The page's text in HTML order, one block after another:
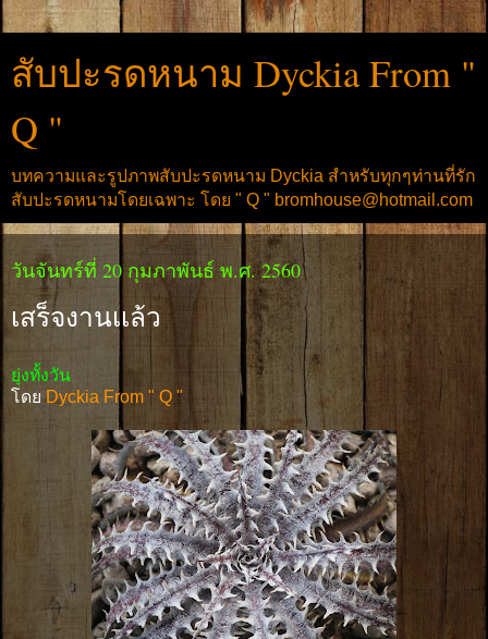
สับปะรดหนาม Dyckia From "
Q "
บทความและรูปภาพสับปะรดหนาม Dyckia สำหรับทุกๆท่านที่รัก
สับปะรดหนามโดยเฉพาะ โดย " Q " bromhouse@hotmail.com
วันจันทร์ที่ 20 กุมภาพันธ์ พ.ศ. 2560
เสร็จงานเเล้ว
ยุ่งทั้งวัน
โดยDyckia From " Q "